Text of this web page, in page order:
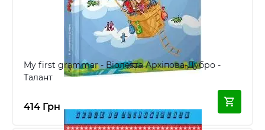
My first grammar - Віолетта Архіпова-Дубро -
Талант
414 Грн